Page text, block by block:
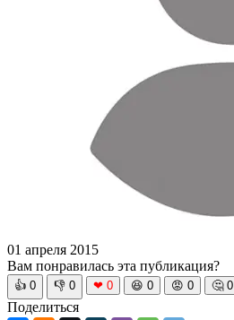
01 апреля 2015
Вам понравилась эта публикация?
👍 0 👎 0 ❤ 0 😆 0 😡 0 🤔 0
Поделиться